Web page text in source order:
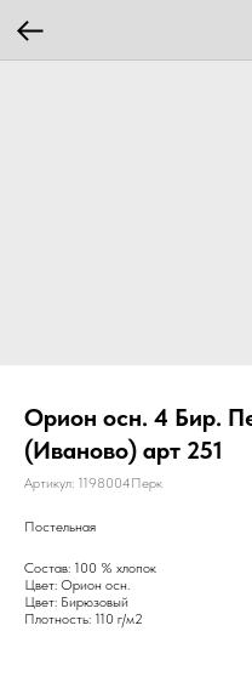
Орион осн. 4 Бир.
(Иваново) арт 251
Артикул: 1198004Перк
Постельная
Состав: 100 % хлопок
Цвет: Орион осн.
Цвет: Бирюзовый
Плотность: 110 г/м2